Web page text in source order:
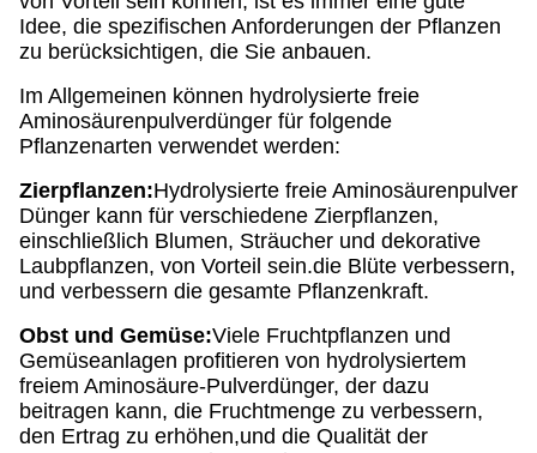
Idee, die spezifischen Anforderungen der Pflanzen
zu berücksichtigen, die Sie anbauen.
Im Allgemeinen können hydrolysierte freie
Aminosäurenpulverdünger für folgende
Pflanzenarten verwendet werden:
Zierpflanzen:Hydrolysierte freie Aminosäurenpulver
Dünger kann für verschiedene Zierpflanzen,
einschließlich Blumen, Sträucher und dekorative
Laubpflanzen, von Vorteil sein.die Blüte verbessern,
und verbessern die gesamte Pflanzenkraft.
Obst und Gemüse:Viele Fruchtpflanzen und
Gemüseanlagen profitieren von hydrolysiertem
freiem Aminosäure-Pulverdünger, der dazu
beitragen kann, die Fruchtmenge zu verbessern,
den Ertrag zu erhöhen,und die Qualität der